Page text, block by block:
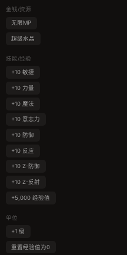
金钱/资源
无限MP
超级水晶
技能/经验
+10 敏捷
+10 力量
+10 魔法
+10 意志力
+10 防御
+10 反应
+10 Z-防御
+10 Z-反射
+5,000 经验值
单位
+1 级
重置经验值为0